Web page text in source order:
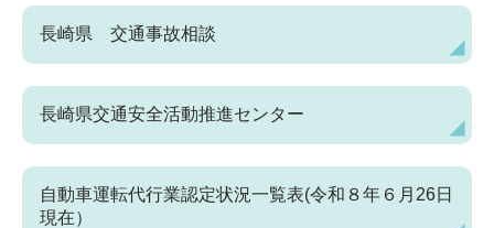
長崎県 交通事故相談
長崎県交通安全活動推進センター
自動車運転代行業認定状況一覧表(令和８年６月26日
現在）